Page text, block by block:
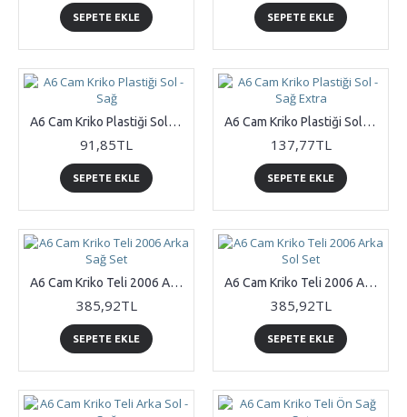
SEPETE EKLE SEPETE EKLE
A6 Cam Kriko Plastiği Sol - Sağ
91,85TL
SEPETE EKLE
A6 Cam Kriko Plastiği Sol - Sağ Extra
137,77TL
SEPETE EKLE
A6 Cam Kriko Teli 2006 Arka Sağ Set
385,92TL
SEPETE EKLE
A6 Cam Kriko Teli 2006 Arka Sol Set
385,92TL
SEPETE EKLE